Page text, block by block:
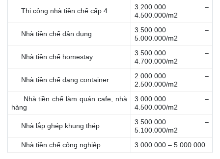
Thi công nhà tiền chế cấp 4
3.200.000 –
4.500.000/m2
Nhà tiền chế dân dụng
3.500.000 –
5.000.000/m2
Nhà tiền chế homestay
3.500.000 –
4.700.000/m2
Nhà tiền chế dạng container
2.000.000 –
2.500.000/m2
Nhà tiền chế làm quán cafe, nhà
hàng
3.000.000 –
4.500.000/m2
Nhà lắp ghép khung thép
3.500.000 –
5.100.000/m2
Nhà tiền chế công nghiệp
3.000.000 – 5.000.000